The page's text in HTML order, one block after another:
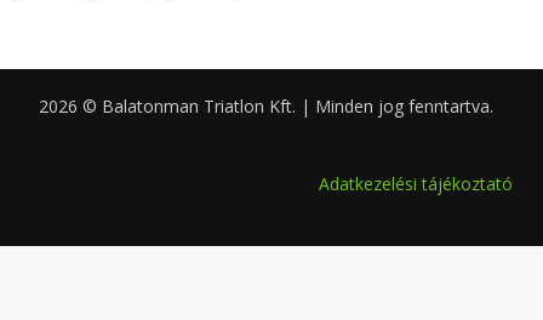
2026 © Balatonman Triatlon Kft. | Minden jog fenntartva.
Adatkezelési tájékoztató